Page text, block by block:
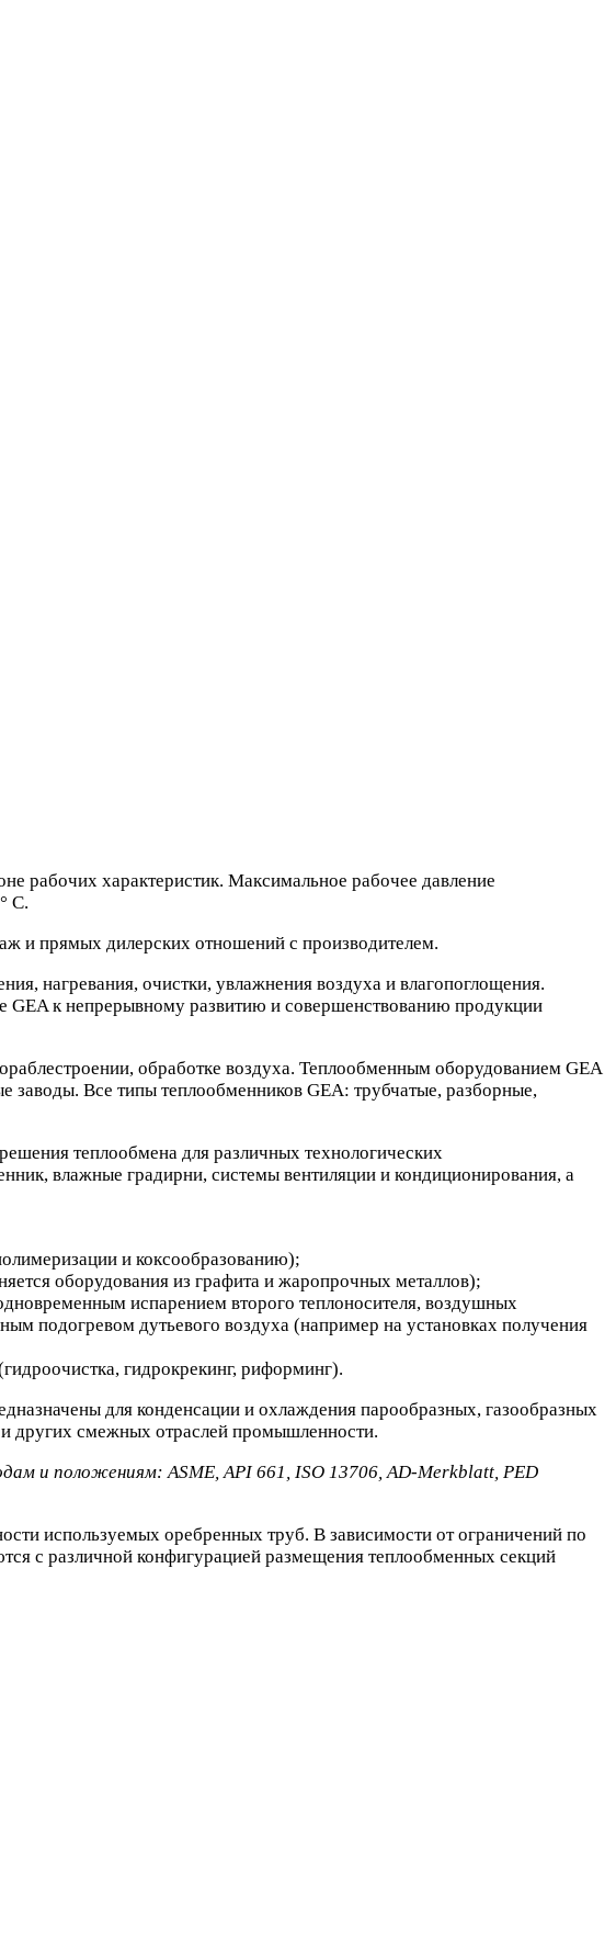
рабочих характеристик. Максимальное рабочее давление
С.
и прямых дилерских отношений с производителем.
нагревания, очистки, увлажнения воздуха и влагопоглощения.
GEA к непрерывному развитию и совершенствованию продукции
обработке воздуха. Теплообменным оборудованием GEA
Все типы теплообменников GEA: трубчатые, разборные,
теплообмена для различных технологических
влажные градирни, системы вентиляции и кондиционирования, а
и коксообразованию);
оборудования из графита и жаропрочных металлов);
испарением второго теплоносителя, воздушных
подогревом дутьевого воздуха (например на установках получения
гидрокрекинг, риформинг).
для конденсации и охлаждения парообразных, газообразных
других смежных отраслей промышленности.
и положениям: ASME, API 661, ISO 13706, AD-Merkblatt, PED
используемых оребренных труб. В зависимости от ограничений по
с различной конфигурацией размещения теплообменных секций